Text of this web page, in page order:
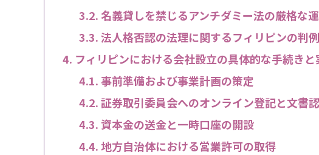
名義貸しを禁じるアンチダミー法の厳格な
法人格否認の法理に関するフィリピンの判
フィリピンにおける会社設立の具体的な手続き
事前準備および事業計画の策定
証券取引委員会へのオンライン登記と文書
資本金の送金と一時口座の開設
地方自治体における営業許可の取得